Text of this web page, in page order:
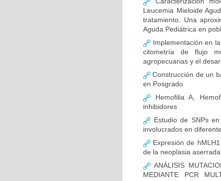
Leucemia Mieloide
tratamiento. Una
Aguda Pediátrica en
Implementación en
citometría de flujo
agropecuarias y el
Construcción de un
en Posgrado
Hemofilia A,
inhibidores
Estudio de SNPs
involucrados en
Expresión de
de la neoplasia
ANÁLISIS
MEDIANTE PCR